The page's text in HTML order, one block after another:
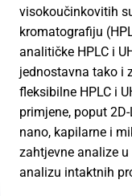
visokoučinkovitih
kromatografiju
analitičke HPLC i
jednostavna tako i
fleksibilne HPLC i
primjene, poput
nano, kapilarne i
zahtjevne analize
analizu intaktnih